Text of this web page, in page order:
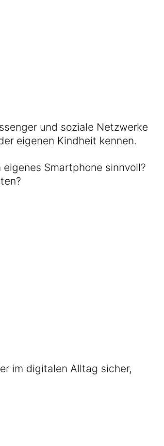
und soziale Netzwerke
eigenen Kindheit kennen.
Smartphone sinnvoll?
im digitalen Alltag sicher,